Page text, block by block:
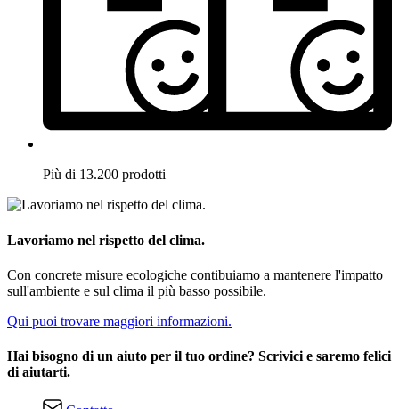
Più di 13.200 prodotti
Lavoriamo nel rispetto del clima.
Con concrete misure ecologiche contibuiamo a mantenere l'impatto
sull'ambiente e sul clima il più basso possibile.
Qui puoi trovare maggiori informazioni.
Hai bisogno di un aiuto per il tuo ordine? Scrivici e saremo felici
di aiutarti.